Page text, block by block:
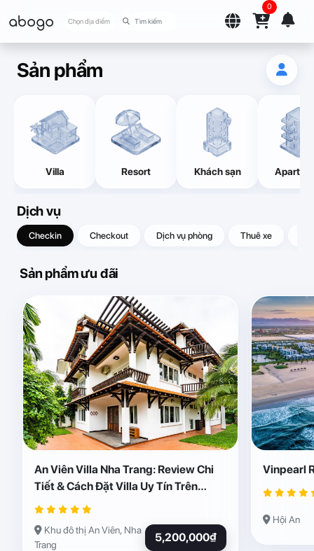
abogo Chọn địa điểm
0
Sản phẩm
Villa Resort Khách sạn
Dịch vụ
Checkin Checkout Dịch vụ phòng Thuê xe
Sản phẩm ưu đãi
An Viên Villa Nha Trang: Review Chi
Tiết & Cách Đặt Villa Uy Tín Trên
Abogo
Khu đô thị An Viên, Nha
Trang
5,200,000₫
Vinpearl
Hội An